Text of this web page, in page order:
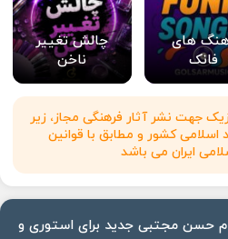
های
فانک
چالش تغییر
ناخن
جهت نشر آثار فرهنگی مجاز، زیر
اسلامی کشور و مطابق با قوانین
ایران می باشد
حسن مجتبی جدید برای استوری و